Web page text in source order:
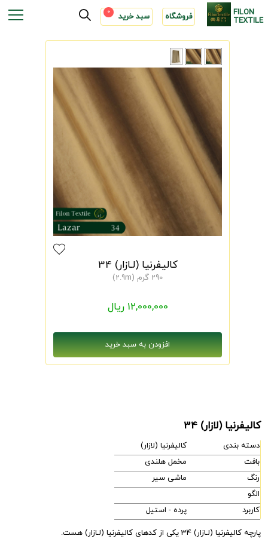
FILON
TEXTILE فروشگاه سبد خرید 0
کالیفرنیا (لـازار) 34
290 گرم (2.9m)
12,000,000 ریال
کالیفرنیا (لازار) 34
دسته بندی
کالیفرنیا (لازار)
بافت
مخمل هلندی
رنگ
ماشی سیر
الگو
کاربرد
پرده - استیل
پارچه کالیفرنیا (لـازار) 34 یکی از کدهای کالیفرنیا (لـازار) هست.